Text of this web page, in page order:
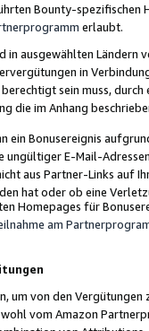
Bounty-spezifischen
erlaubt.
in ausgewählten Ländern
in
sein muss,
die im Anhang
ein Bonusereignis
ungültiger E-Mail-
aus Partner-Links auf
hat oder ob eine
Homepages für
am
um von den
vom Amazon